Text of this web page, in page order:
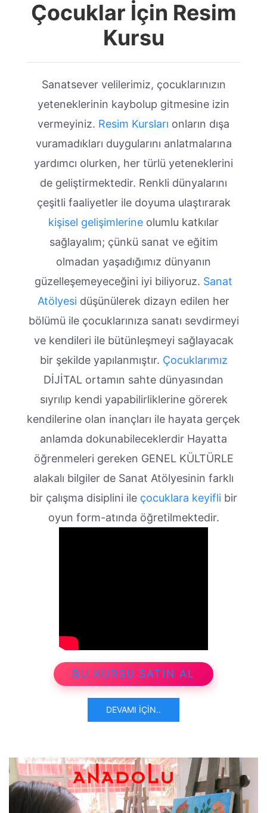
Çocuklar İçin Resim
Kursu
Sanatsever velilerimiz, çocuklarınızın
yeteneklerinin kaybolup gitmesine izin
vermeyiniz. Resim Kursları onların dışa
vuramadıkları duygularını anlatmalarına
yardımcı olurken, her türlü yeteneklerini
de geliştirmektedir. Renkli dünyalarını
çeşitli faaliyetler ile doyuma ulaştırarak
kişisel gelişimlerine olumlu katkılar
sağlayalım; çünkü sanat ve eğitim
olmadan yaşadığımız dünyanın
güzelleşemeyeceğini iyi biliyoruz. Sanat
Atölyesi düşünülerek dizayn edilen her
bölümü ile çocuklarınıza sanatı sevdirmeyi
ve kendileri ile bütünleşmeyi sağlayacak
bir şekilde yapılanmıştır. Çocuklarımız
DİJİTAL ortamın sahte dünyasından
sıyrılıp kendi yapabilirliklerine görerek
kendilerine olan inançları ile hayata gerçek
anlamda dokunabileceklerdir Hayatta
öğrenmeleri gereken GENEL KÜLTÜRLE
alakalı bilgiler de Sanat Atölyesinin farklı
bir çalışma disiplini ile çocuklara keyifli bir
oyun form-atında öğretilmektedir.
BU KURSU SATIN AL
DEVAMI İÇIN..